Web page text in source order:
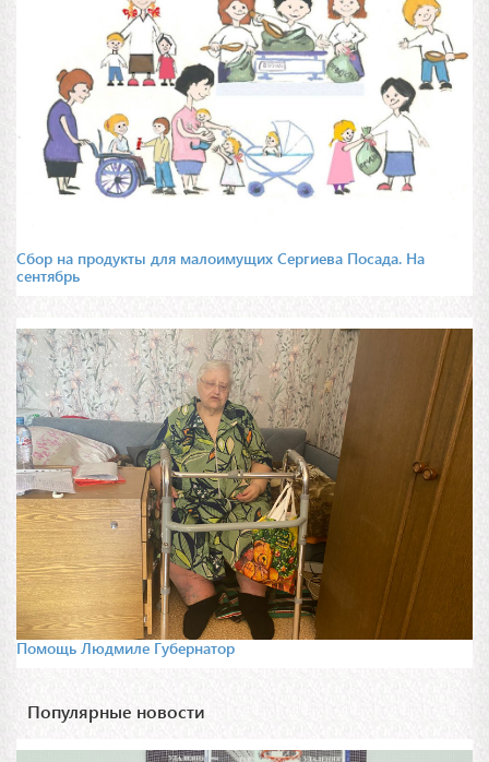
Сбор на продукты для малоимущих Сергиева Посада. На
сентябрь
Помощь Людмиле Губернатор
Популярные новости